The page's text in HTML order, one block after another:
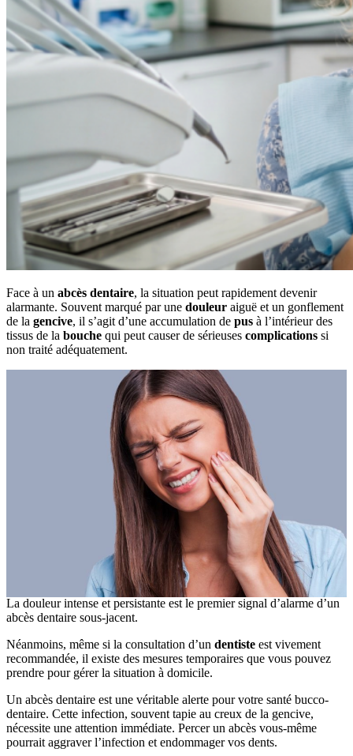
Face à un abcès dentaire, la situation peut rapidement devenir
alarmante. Souvent marqué par une douleur aiguë et un gonflement
de la gencive, il s’agit d’une accumulation de pus à l’intérieur des
tissus de la bouche qui peut causer de sérieuses complications si
non traité adéquatement.
La douleur intense et persistante est le premier signal d’alarme d’un
abcès dentaire sous-jacent.
Néanmoins, même si la consultation d’un dentiste est vivement
recommandée, il existe des mesures temporaires que vous pouvez
prendre pour gérer la situation à domicile.
Un abcès dentaire est une véritable alerte pour votre santé bucco-
dentaire. Cette infection, souvent tapie au creux de la gencive,
nécessite une attention immédiate. Percer un abcès vous-même
pourrait aggraver l’infection et endommager vos dents.